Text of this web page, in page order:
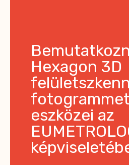
Hexagon 3D
eszközei az